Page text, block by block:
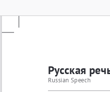
Русская
Russian Speech